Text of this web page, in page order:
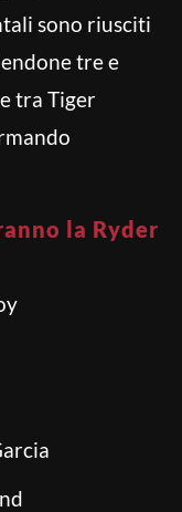
sono riusciti
tre e
tra Tiger
la Ryder